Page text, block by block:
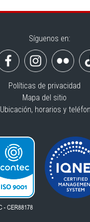
Síguenos en:
Políticas de privacidad
Mapa del sitio
Ubicación, horarios y